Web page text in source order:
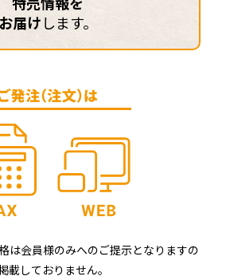
お届けします。
は会員様のみへのご提示となりますの
載しておりません。